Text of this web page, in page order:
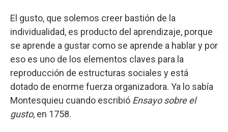
El gusto, que solemos creer bastión de la
individualidad, es producto del aprendizaje, porque
se aprende a gustar como se aprende a hablar y por
eso es uno de los elementos claves para la
reproducción de estructuras sociales y está
dotado de enorme fuerza organizadora. Ya lo sabía
Montesquieu cuando escribió Ensayo sobre el
gusto, en 1758.